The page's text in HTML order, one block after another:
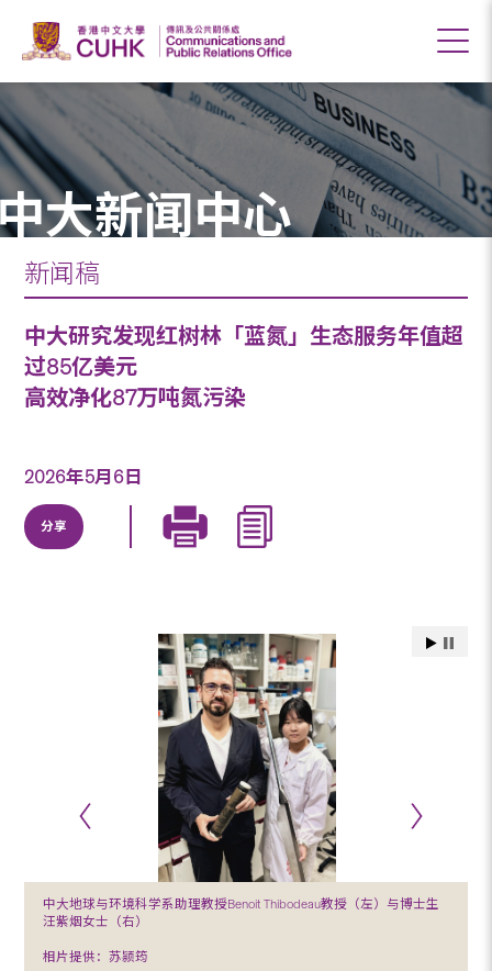
大新闻中心
新闻稿
中大研究发现红树林「蓝氮」生态服务年值超
过85亿美元
高效净化87万吨氮污染
2026年5月6日
分享
中大地球与环境科学系助理教授Benoit Thibodeau教授（左）与博士生
汪紫烟女士（右）
相片提供：苏颕筠